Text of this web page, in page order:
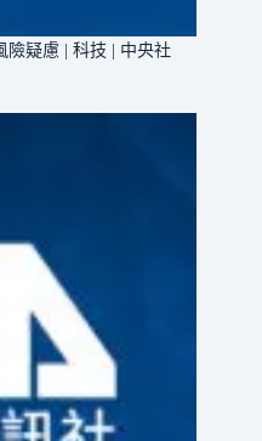
疑慮 | 科技 | 中央社